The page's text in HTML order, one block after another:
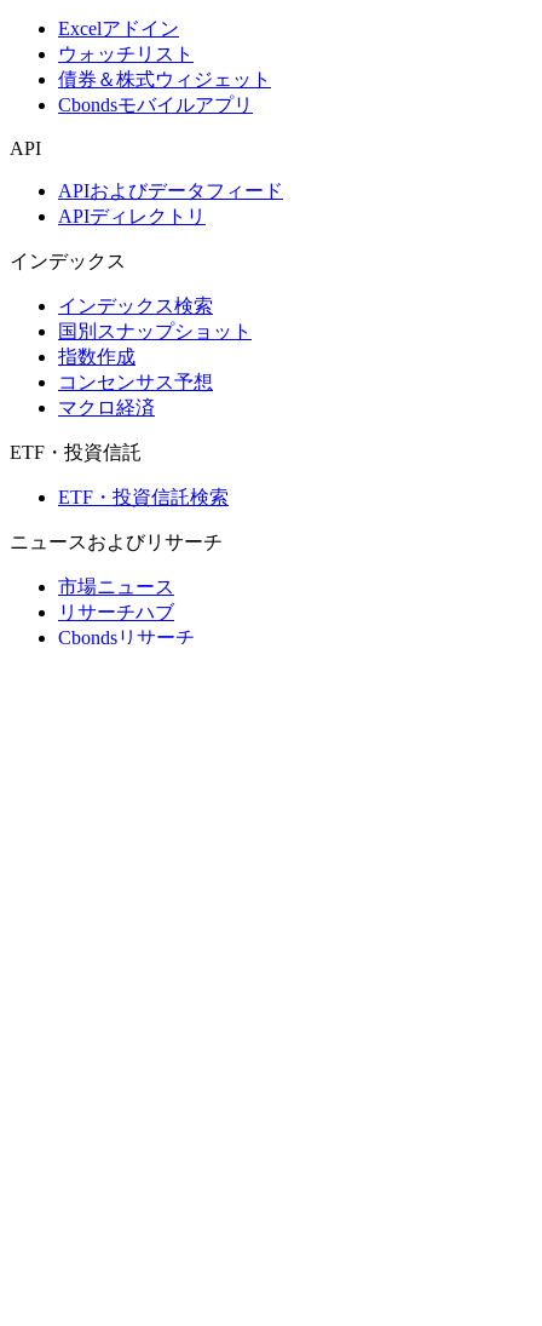
Excelアドイン
ウォッチリスト
債券＆株式ウィジェット
Cbondsモバイルアプリ
API
APIおよびデータフィード
APIディレクトリ
インデックス
インデックス検索
国別スナップショット
指数作成
コンセンサス予想
マクロ経済
ETF・投資信託
ETF・投資信託検索
ニュースおよびリサーチ
市場ニュース
リサーチハブ
Cbondsリサーチ